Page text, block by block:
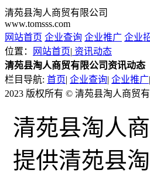
清苑县淘人商贸有限公司
www.tomsss.com
网站首页 企业查询 企业推广 企业
位置：
网站首页| 资讯动态
清苑县淘人商贸有限公司资讯动态
栏目导航: 首页| 企业查询| 企业推广|
2023 版权所有 © 清苑县淘人商贸
清苑县淘人
提供清苑县